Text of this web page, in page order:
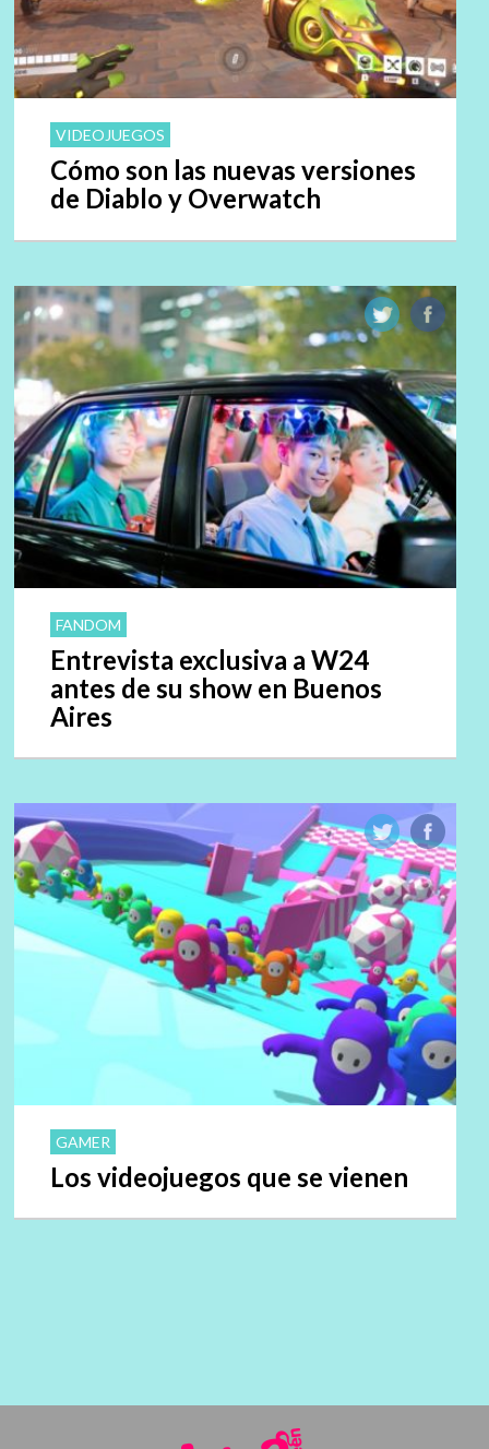
VIDEOJUEGOS
Cómo son las nuevas versiones
de Diablo y Overwatch
FANDOM
Entrevista exclusiva a W24
antes de su show en Buenos
Aires
GAMER
Los videojuegos que se vienen